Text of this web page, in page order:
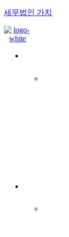
세무법인 가치
Menu